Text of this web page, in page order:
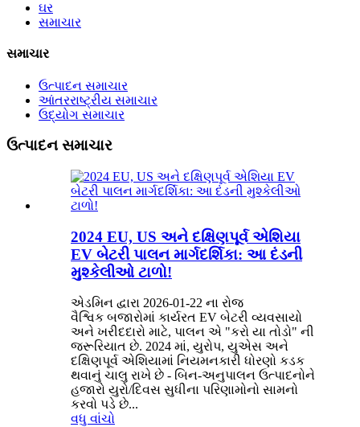
ઘર
સમાચાર
સમાચાર
ઉત્પાદન સમાચાર
આંતરરાષ્ટ્રીય સમાચાર
ઉદ્યોગ સમાચાર
ઉત્પાદન સમાચાર
2024 EU, US અને દક્ષિણપૂર્વ એશિયા
EV બેટરી પાલન માર્ગદર્શિકા: આ દંડની
મુશ્કેલીઓ ટાળો!
એડમિન દ્વારા 2026-01-22 ના રોજ
વૈશ્વિક બજારોમાં કાર્યરત EV બેટરી વ્યવસાયો
અને ખરીદદારો માટે, પાલન એ "કરો યા તોડો" ની
જરૂરિયાત છે. 2024 માં, યુરોપ, યુએસ અને
દક્ષિણપૂર્વ એશિયામાં નિયમનકારી ધોરણો કડક
થવાનું ચાલુ રાખે છે - બિન-અનુપાલન ઉત્પાદનોને
હજારો યુરો/દિવસ સુધીના પરિણામોનો સામનો
કરવો પડે છે...
વધુ વાંચો